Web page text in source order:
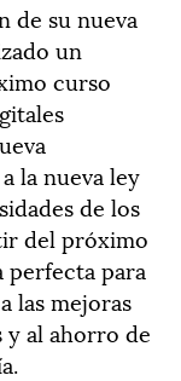
de su nueva
un
curso
la nueva ley
de los
del próximo
perfecta para
las mejoras
y al ahorro de